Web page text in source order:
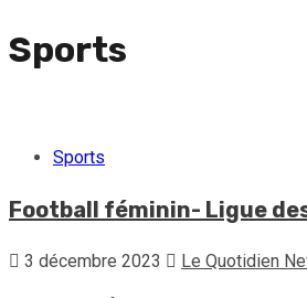
Sports
Sports
Football féminin- Ligue
3 décembre 2023 Le Quotidien